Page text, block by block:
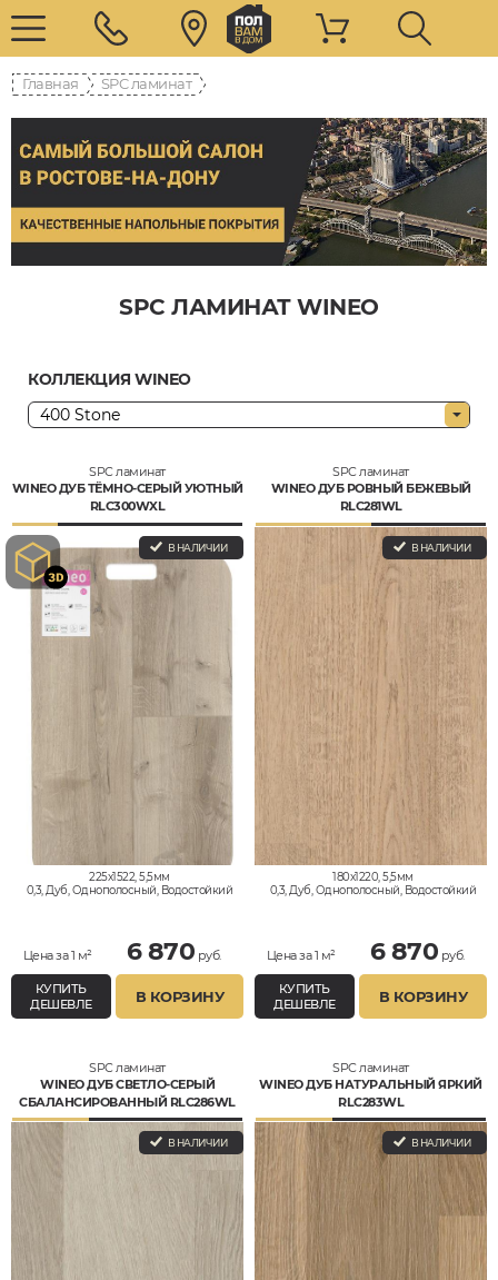
Главная SPC ламинат
SPC ЛАМИНАТ WINEO
КОЛЛЕКЦИЯ WINEO
SPC ламинат
WINEO ДУБ ТЁМНО-СЕРЫЙ УЮТНЫЙ
RLC300WXL
В НАЛИЧИИ
225x1522, 5,5мм
0,3, Дуб, Однополосный, Водостойкий
Цена за 1 м² 6 870 руб.
КУПИТЬ
ДЕШЕВЛЕ
В КОРЗИНУ
SPC ламинат
WINEO ДУБ РОВНЫЙ БЕЖЕВЫЙ
RLC281WL
В НАЛИЧИИ
180x1220, 5,5мм
0,3, Дуб, Однополосный, Водостойкий
Цена за 1 м² 6 870 руб.
КУПИТЬ
ДЕШЕВЛЕ
В КОРЗИНУ
SPC ламинат
WINEO ДУБ СВЕТЛО-СЕРЫЙ
СБАЛАНСИРОВАННЫЙ RLC286WL
В НАЛИЧИИ
SPC ламинат
WINEO ДУБ НАТУРАЛЬНЫЙ ЯРКИЙ
RLC283WL
В НАЛИЧИИ